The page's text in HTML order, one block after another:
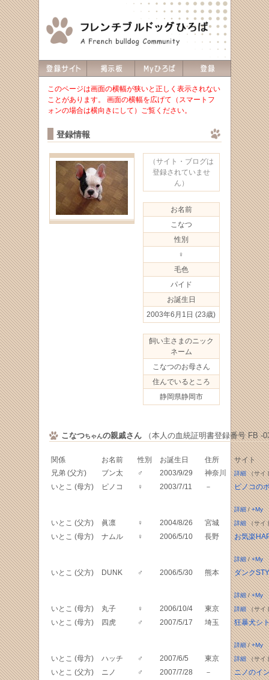
このページは画面の横幅が狭いと正しく表示されない
ことがあります。 画面の横幅を広げて（スマートフ
ォンの場合は横向きにして）ご覧ください。
登録情報
（サイト・ブログは
登録されていませ
ん）
お名前
こなつ
性別
♀
毛色
パイド
お誕生日
2003年6月1日 (23歳)
飼い主さまのニック
ネーム
こなつのお母さん
住んでいるところ
静岡県静岡市
こなつちゃんの親戚さん（本人の血統証明書登録番号 FB -
関係 お名前 性別 お誕生日 住所
サイト
兄弟 (父方)
ブン太 ♂ 2003/9/29 神奈川 詳細（サイ
いとこ (母方) ピノコ ♀ 2003/7/11 － ピノコの
詳細/+My
いとこ (父方) 眞凛 ♀ 2004/8/26 宮城 詳細（サイ
いとこ (母方) ナムル ♀ 2006/5/10 長野 お気楽
詳細/+My
いとこ (父方) DUNK ♂ 2006/5/30 熊本 ダンク
詳細/+My
いとこ (母方) 丸子 ♀ 2006/10/4 東京 詳細（サイ
いとこ (母方) 四虎 ♂ 2007/5/17 埼玉 狂暴犬シ
詳細/+My
いとこ (母方) ハッチ ♂ 2007/6/5 東京 詳細（サイ
いとこ (父方) ニノ ♂ 2007/7/28 － ニノのイ